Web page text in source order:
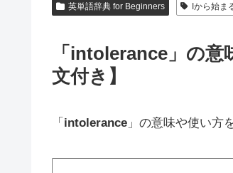
英単語辞典 for Beginners Iから始ま
「intolerance」の
文付き】
「 intolerance 」の意味や使い方